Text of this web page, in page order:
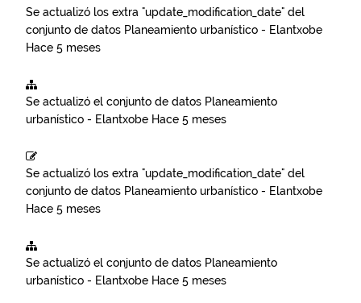
Se actualizó los extra "update_modification_date" del
conjunto de datos Planeamiento urbanístico - Elantxobe
Hace 5 meses
Se actualizó el conjunto de datos Planeamiento
urbanístico - Elantxobe Hace 5 meses
Se actualizó los extra "update_modification_date" del
conjunto de datos Planeamiento urbanístico - Elantxobe
Hace 5 meses
Se actualizó el conjunto de datos Planeamiento
urbanístico - Elantxobe Hace 5 meses